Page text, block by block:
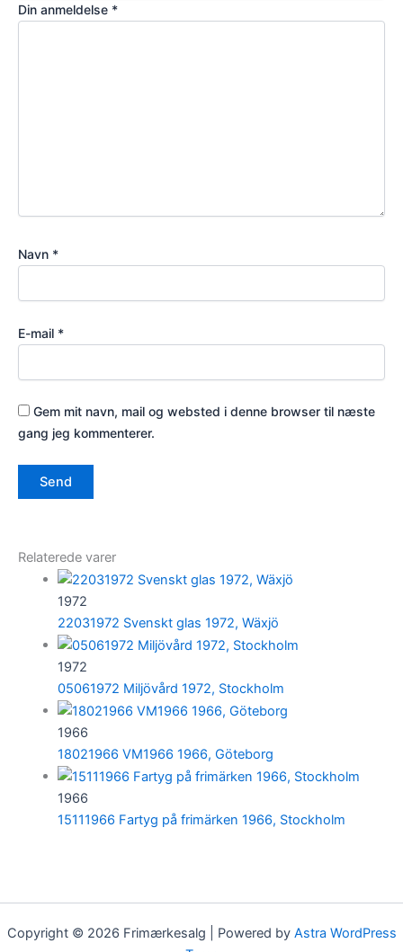
Din anmeldelse *
Navn *
E-mail *
Gem mit navn, mail og websted i denne browser til næste
gang jeg kommenterer.
Relaterede varer
1972
22031972 Svenskt glas 1972, Wäxjö
1972
05061972 Miljövård 1972, Stockholm
1966
18021966 VM1966 1966, Göteborg
1966
15111966 Fartyg på frimärken 1966, Stockholm
Copyright © 2026 Frimærkesalg | Powered by Astra WordPress